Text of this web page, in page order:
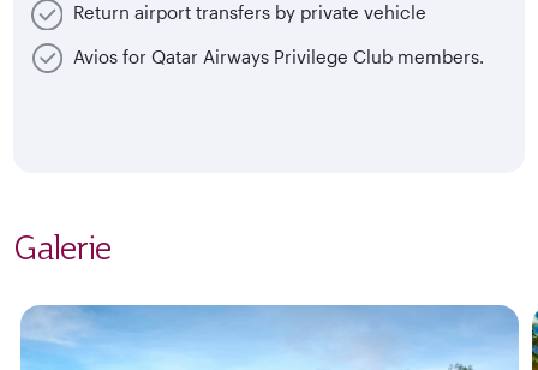
Return airport transfers by private vehicle
Avios for Qatar Airways Privilege Club members.
Galerie